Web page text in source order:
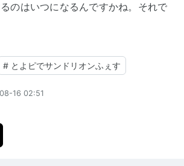
のはいつになるんですかね。それで
# とよピでサンドリオンふぇす
16 02:51